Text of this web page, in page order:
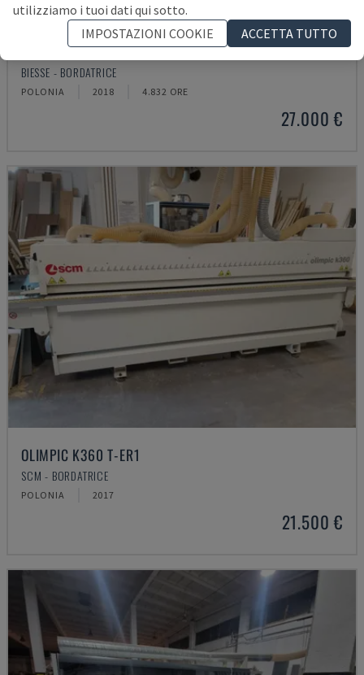
JADE 340
BIESSE - BORDATRICE
POLONIA 2018 4.832 ORE
27.000 €
OLIMPIC K360 T-ER1
SCM - BORDATRICE
POLONIA 2017
21.500 €
utilizziamo i tuoi dati qui sotto.
IMPOSTAZIONI COOKIE
ACCETTA TUTTO